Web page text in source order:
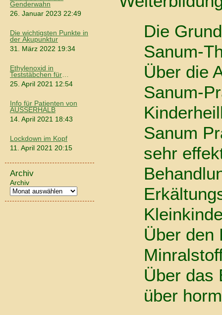
Genderwahn
26. Januar 2023 22:49
Die wichtigsten Punkte in
der Akupunktur
31. März 2022 19:34
Ethylenoxid in
Teststäbchen für
Coronatests
25. April 2021 12:54
Info für Patienten von
AUSSERHALB
14. April 2021 18:43
Lockdown im Kopf
11. April 2021 20:15
Archiv
Archiv
Die
Sanum-
Über die
Sanum-
Sanum
sehr
Über den
Über das
über